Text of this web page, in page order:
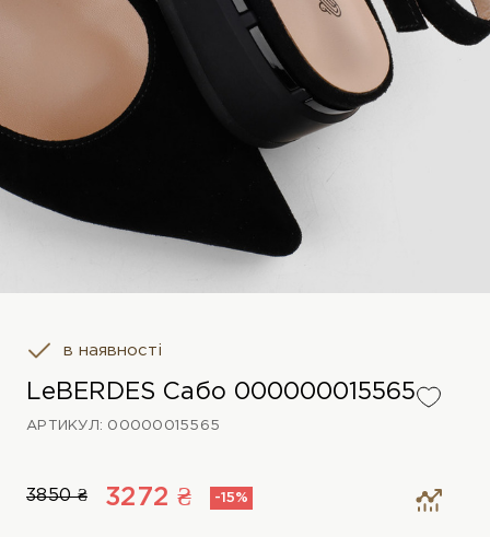
в наявності
LeBERDES Сабо 000000015565
АРТИКУЛ: 00000015565
3850 ₴ 3272 ₴ -15%